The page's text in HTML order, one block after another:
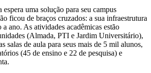
uma solução para seu campus
ficou de braços cruzados: a sua infraestrutura
ano. As atividades acadêmicas estão
(Almada, PTI e Jardim Universitário),
salas de aula para seus mais de 5 mil alunos,
(45 de ensino e 22 de pesquisa) e